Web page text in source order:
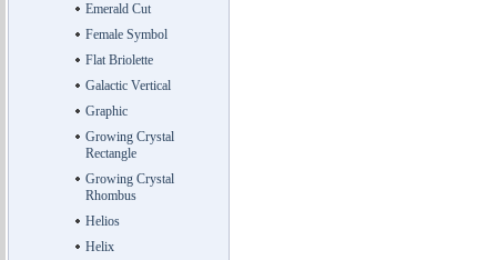
Emerald Cut
Female Symbol
Flat Briolette
Galactic Vertical
Graphic
Growing Crystal
Rectangle
Growing Crystal
Rhombus
Helios
Helix